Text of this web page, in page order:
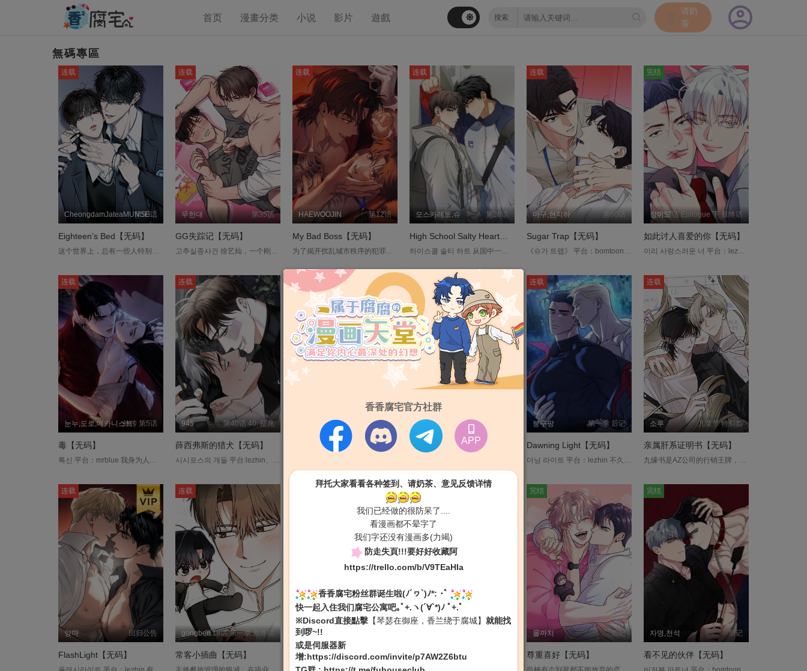
首页 漫畫分类 小说 影片 遊戲
请奶
茶
香香腐宅官方社群
APP
拜托大家看看各种签到、请奶茶、意见反馈详情
我们已经做的很防呆了....
看漫画都不晕字了
我们字还没有漫画多(力竭)
防走失頁!!!要好好收藏阿
https://trello.com/b/V9TEaHIa
香香腐宅粉丝群诞生啦(ﾉ´ヮ`)ﾉ*: ･ﾟ
快一起入住我们腐宅公寓吧｡ﾟ+.ヽ(´∀`*)ﾉ ﾟ+.ﾟ
※Discord直接點擊 【琴瑟在御座，香兰绕于腐城】 就能找
到啰~!!
或是伺服器新
增:https://discord.com/invite/p7AW2Z6btu
無碼專區
第50话
CheongdamJateaMUNSEULLO
连载
Eighteen’s Bed【无码】
第35话
무한대
连载
GG失踪记【无码】
第12话
HAEWOOJIN
连载
My Bad Boss【无码】
第28话
모스카레토,슈
连载
第60话
마구,현지하
连载
Sugar Trap【无码】
第57话 Epilogue 下 最终话
장이도
完结
如此讨人喜爱的你【无码】
外传 第5话
눈누,도로,메카니스트
连载
毒【无码】
톡신 平台：mrblue 我身为人类和伊魅族混血，从小遭受族人的种种欺压，甚至连名字都无法拥有。 某天，有着杀人魔称号的「黑武天王」围剿了伊魅村， 村落一瞬间变成了废墟，我也失去了唯一的家人。 为了用「伊魅之毒」向黑武天王报仇，我伪装成画员潜入倍达国， 但要留在极其鄙视伊魅族的黑武天王身边并不容易，这是场赌上性命的復仇。 然而他对我的紫色眼睛，渐渐开始有了反应…....
第40话 40: 征兆
945
连载
薛西弗斯的猎犬【无码】
시시포스의 개들 平台:lezhin、bomtoon 「任何人都不会死的世界将要到来。」 死亡不再是终点，断气的尸体在街头无声徘徊—人类是否真的获得了永生？ 然而，就在所有人沉浸于这场奇蹟时，前所未有的天灾席捲而来，彷彿在嘲笑人类的傲慢。 当末日降临，世界只剩下绝望之际，一名男子从地底爬出— 「你好，我是究元。」 他凝视着我，缓缓开口： 「从地狱裡活下来的感觉，如何？」....
外传 第5话 外传 最终话
김손,이영고
完结
疯子谎言【无码】
W.NALPARIHUNTER
连载
Happy Twogether【无码】
第一季 后记
붕구팡
连载
Dawning Light【无码】
더닝 라이트 平台：lezhin 不久的将来，世上开始以极低的机率诞生出拥有特殊能力的Alpha，被称为「觉醒者」。 蒂亚戈也是其中之一，然而不知道为什么，只要使用能力，就会有不明原因的癫痫般发作，长期饱受副作用所苦。 某天，他从同伴那裡得知，有人能为他制作安定剂。 就这样，与尚恩相遇的蒂亚戈，开始一点一滴地想起曾与某个人立下的约定…....
儿童节 特别篇
소루
连载
亲属肝系证明书【无码】
九缘书是AZ公司的行销王牌，在完美的外貌与能力背后，他所隐藏的秘密就是他是只花200年就修炼出9条尾巴的九尾狐。众人都以为他会修炼成仙，他却选择挑战人类极限—经历过学力鉴定、考大学到求职地狱，如今正以菁英上班族的身分过活。怎知苦心经营的人类生活，竟因一时失手，被工程师柳珉赫识破了真面目！最惨的是，这家伙竟然对他的妖力完全免疫?!为了守护平静的日常，九尾狐决定主动出击，连珉赫的妹妹也不放过！一场邻距离、手忙脚乱的猎男罗曼史正式展开！....
回归公告
양마
连载
FlashLight【无码】
第18话 第一季 最终话
gongben
连载
常客小插曲【无码】
박노덕
我与杨一宇【无码】
完结
Mary Jane【无码】
后记
물까치
完结
尊重喜好【无码】
后记
자명,천석
完结
看不见的伙伴【无码】